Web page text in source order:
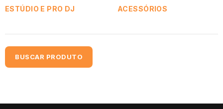
ESTÚDIO E PRO DJ ACESSÓRIOS
BUSCAR PRODUTO